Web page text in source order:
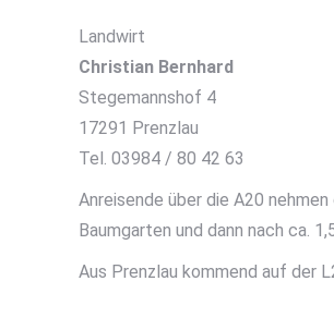
Landwirt
Christian Bernhard
Stegemannshof 4
17291 Prenzlau
Tel. 03984 / 80 42 63
Anreisende über die A20
Baumgarten und dann nach ca.
Aus Prenzlau kommend auf der